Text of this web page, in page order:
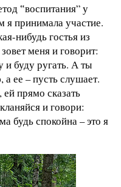
‟воспитания” у
принимала участие.
нибудь гостья из
меня и говорит:
и буду ругать. А ты
а ее – пусть слушает.
прямо сказать
и говори:
будь спокойна – это я